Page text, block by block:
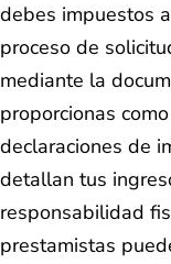
debes impuestos
proceso de
mediante la
proporcionas
declaraciones de
detallan tus
responsabilidad
prestamistas